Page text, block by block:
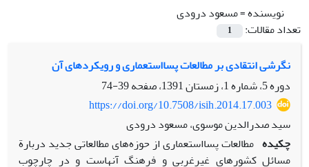
نویسنده =مسعود درودی
تعداد مقالات:
1
نگرشی انتقادی بر مطالعات پسااستعماری و رویکردهای آن
دوره 5، شماره 1، زمستان 1391، صفحه
39-74
https://doi.org/10.7508/isih.2014.17.003
سید صدرالدین موسوی، مسعود درودی
چکیده مطالعات پسااستعماری از حوزههای مطالعاتی جدید دربارة
مسائل کشورهای غیرغربی و فرهنگ آنهاست و در چارچوب